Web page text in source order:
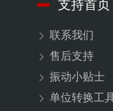
支持首页
联系我们
售后支持
振动小贴士
单位转换工